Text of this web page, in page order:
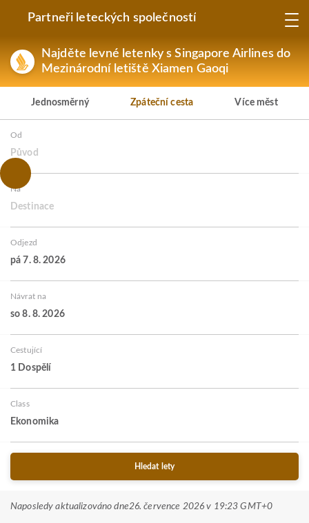
Partneři leteckých společností
Najděte levné letenky s Singapore Airlines do
Mezinárodní letiště Xiamen Gaoqi
Jednosměrný Zpáteční cesta Více měst
Od
Původ
Na
Destinace
Odjezd
pá 7. 8. 2026
Návrat na
so 8. 8. 2026
Cestující
1 Dospělí
Class
Ekonomika
Hledat lety
Naposledy aktualizováno dne26. července 2026 v 19:23 GMT+0